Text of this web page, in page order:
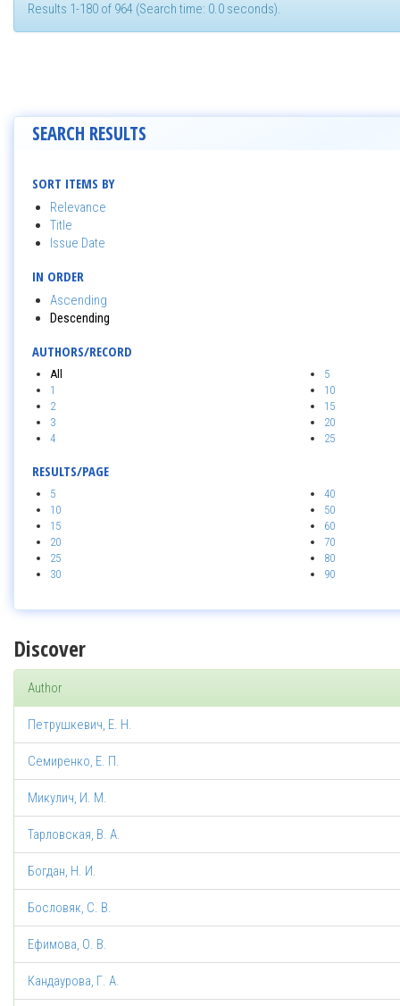
Results 1-180 of 964 (Search time: 0.0 seconds).
SEARCH RESULTS
SORT ITEMS BY
Relevance
Title
Issue Date
IN ORDER
Ascending
Descending
AUTHORS/RECORD
All
1
2
3
4
5
10
15
20
25
RESULTS/PAGE
5
10
15
20
25
30
40
50
60
70
80
90
Discover
Author
Петрушкевич, Е. Н.
Семиренко, Е. П.
Микулич, И. М.
Тарловская, В. А.
Богдан, Н. И.
Бословяк, С. В.
Ефимова, О. В.
Кандаурова, Г. А.